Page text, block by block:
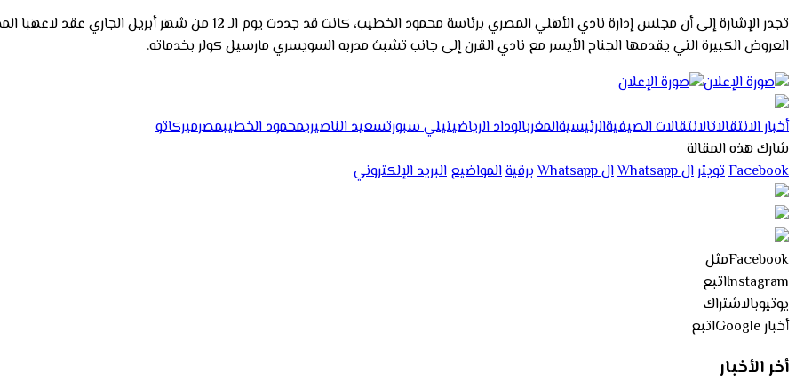
العروض الكبيرة التي يقدمها الجناح الأيسر مع نادي القرن إلى جانب تشبث مدربه السويسري مارسيل كولر بخدماته.
أخبار الانتقالاتالانتقالات الصيفيةالرئيسيةالمغربالوداد الرياضيتيلي سبورتسعيد الناصيريمحمود الخطيبمصرميركاتو
شارك هذه المقالة
Facebookتويترال Whatsapp ال Whatsapp برقيةالمواضيع البريد الإلكتروني
Facebookمثل
Instagramاتبع
يوتيوبالاشتراك
أخبار Google
اتبع
أخر الأخبار